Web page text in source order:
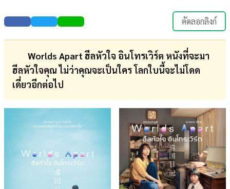
คัดลอกลิงก์
Worlds Apart ฮีลหัวใจ อินโทรเวิร์ต หนังที่จะมา
ฮีลหัวใจคุณ ไม่ว่าคุณจะเป็นใคร โลกใบนี้จะไม่โดด
เดี่ยวอีกต่อไป
ตรวจ
หวย
บอล
สด
ศึกษา
บันเทิง